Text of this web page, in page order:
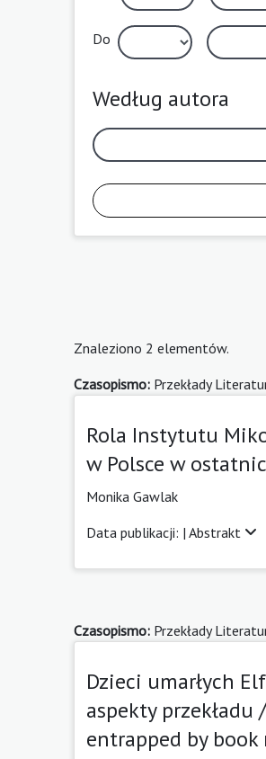
Do
Według autora
Znaleziono 2 elementów.
Czasopismo: Przekłady
Rola Instytutu
w Polsce w
Monika Gawlak
Data publikacji: | Abstrakt
Czasopismo: Przekłady
Dzieci umarłych
aspekty
entrapped by